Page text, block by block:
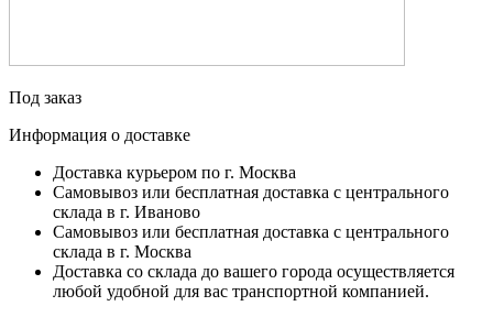
Под заказ
Информация о доставке
Доставка курьером по г. Москва
Самовывоз или бесплатная доставка с центрального
склада в г. Иваново
Самовывоз или бесплатная доставка с центрального
склада в г. Москва
Доставка со склада до вашего города осуществляется
любой удобной для вас транспортной компанией.